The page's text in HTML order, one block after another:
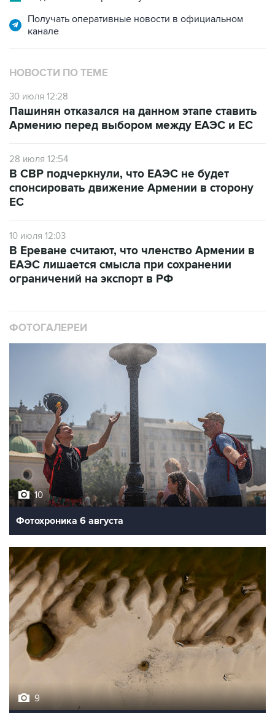
НОВОСТИ ПО ТЕМЕ
30 июля 12:28
Армению перед выбором между ЕАЭС и ЕС
28 июля 12:54
спонсировать движение Армении в сторону
ЕС
ЕАЭС лишается смысла при сохранении
ограничений на экспорт в РФ
Фотохроника 6 августа
Обмеление Дуная